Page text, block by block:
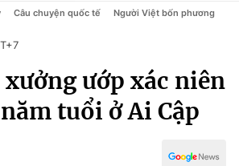
Câu chuyện quốc tế Người Việt bốn phương
ướp xác niên
tuổi ở Ai Cập